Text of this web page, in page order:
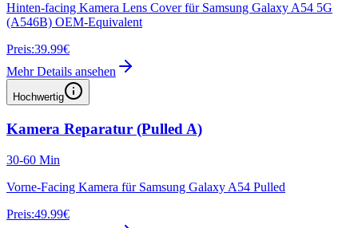
Hinten-facing Kamera Lens Cover für Samsung Galaxy A54 5G
(A546B) OEM-Equivalent
Preis:39.99€
Mehr Details ansehen
Hochwertig
Kamera Reparatur (Pulled A)
30-60 Min
Vorne-Facing Kamera für Samsung Galaxy A54 Pulled
Preis:49.99€